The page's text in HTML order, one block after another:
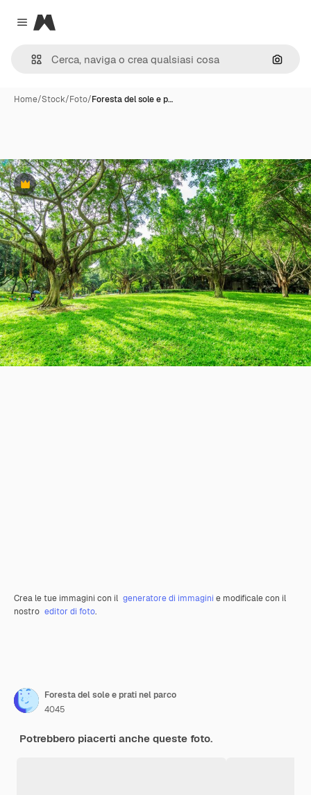
Close menu
Magnific
Cerca
Home/Stock/Foto/Foresta del sole e p…
Premium
Crea le tue immagini con il generatore di immagini e modificale con il
nostro editor di foto.
Foresta del sole e prati nel parco
4045
Potrebbero piacerti anche queste foto.